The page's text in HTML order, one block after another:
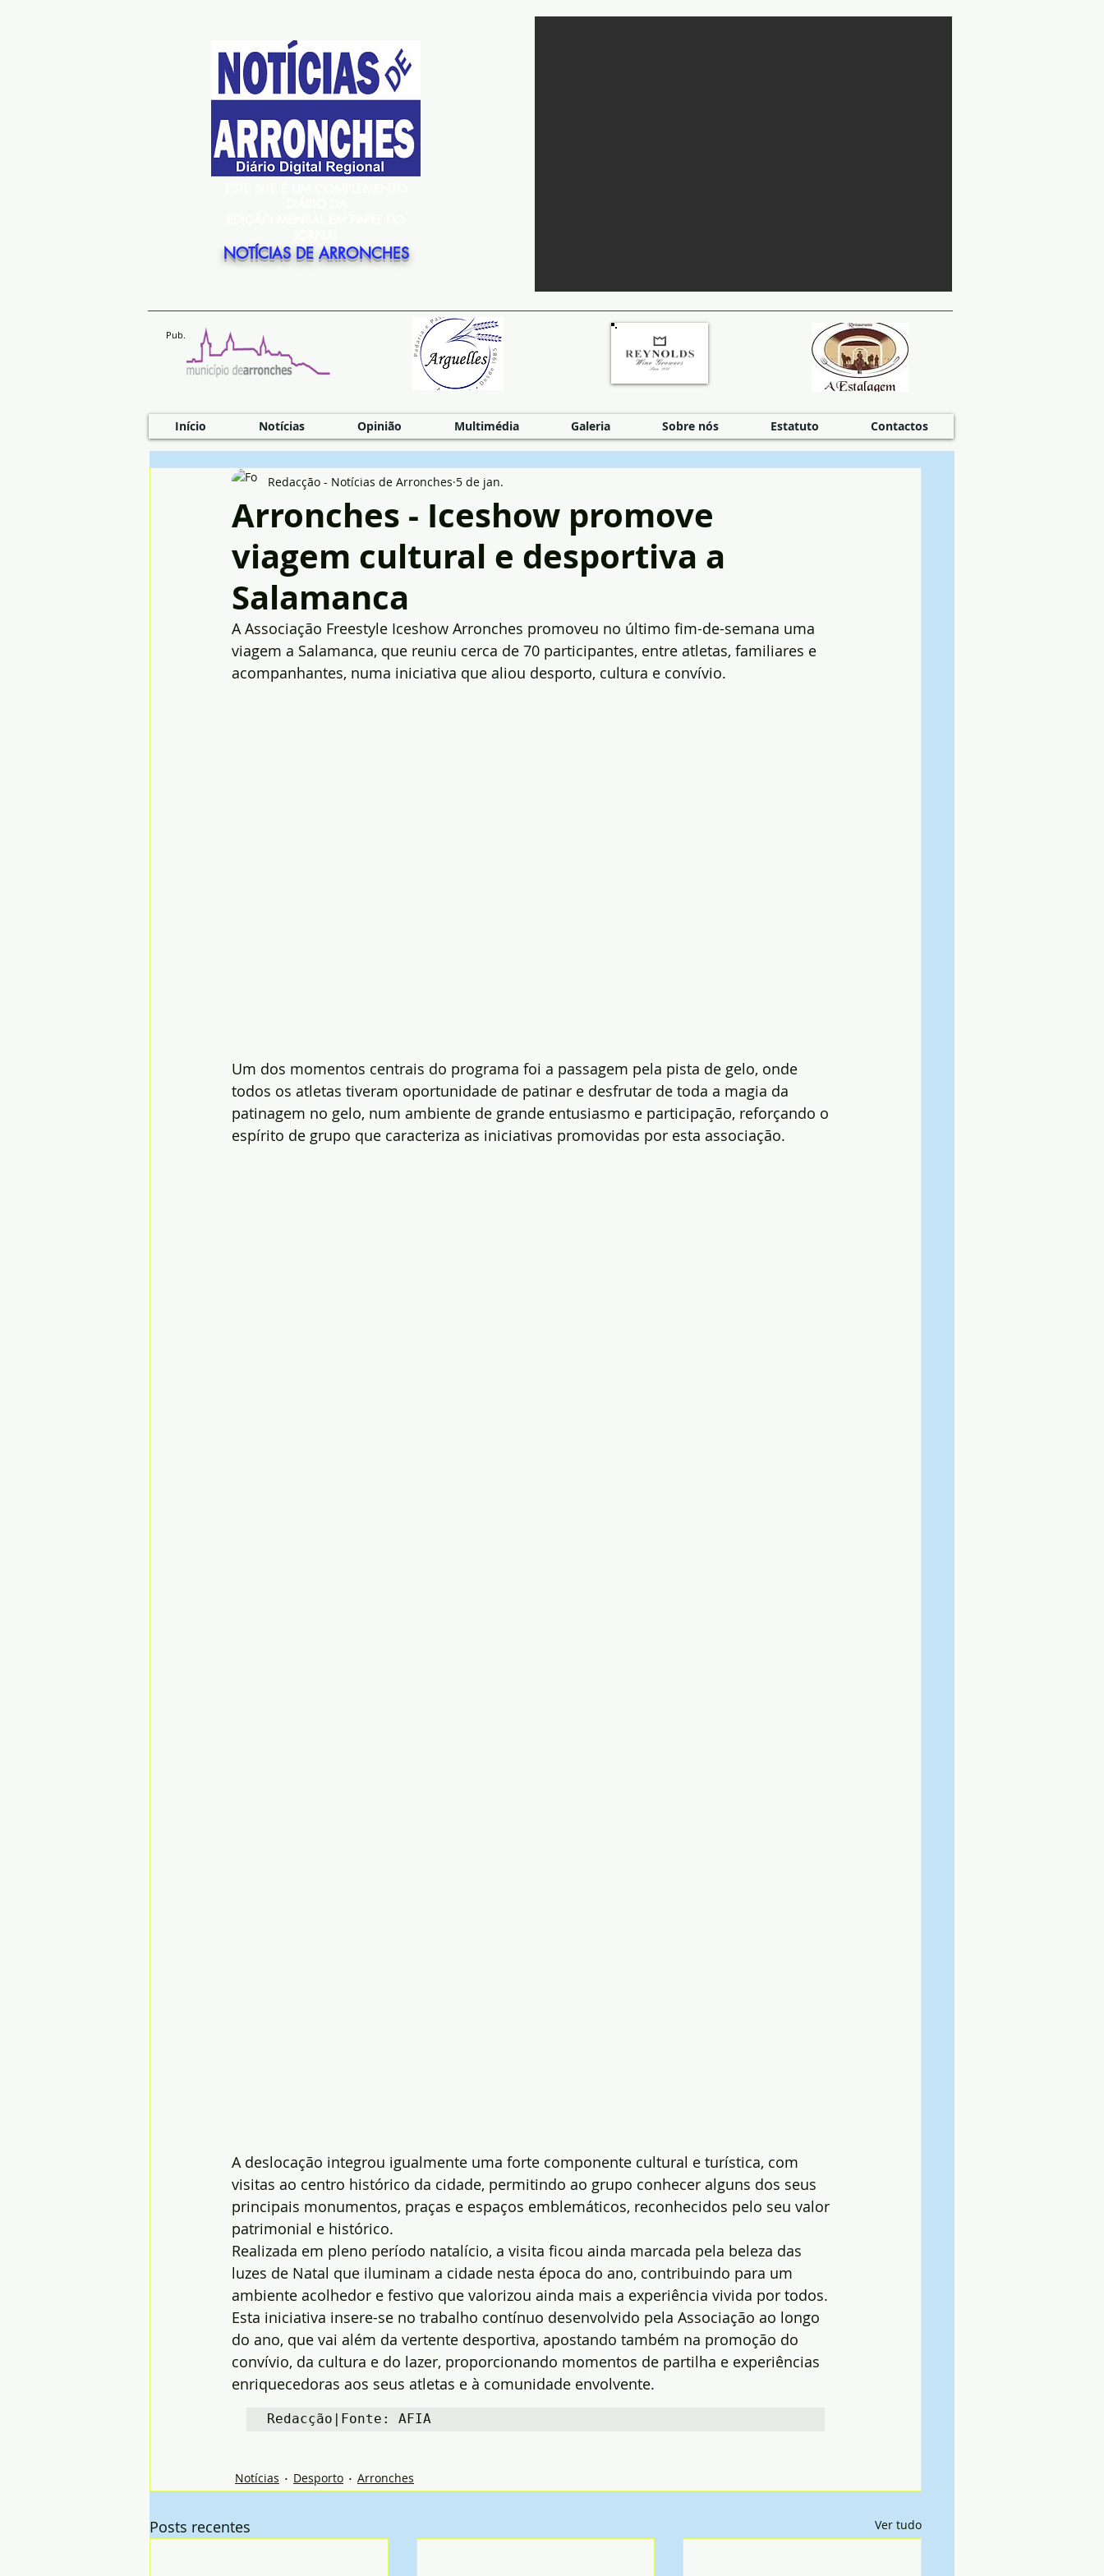
NOTÍCIAS DE ARRONCHES
Pub.
Início Notícias Opinião Multimédia Galeria Sobre nós Estatuto Contactos
Arronches - Iceshow promove
viagem cultural e desportiva a
Salamanca
Redacção - Notícias de Arronches 5 de jan.
A Associação Freestyle Iceshow Arronches promoveu no último fim-de-semana uma
viagem a Salamanca, que reuniu cerca de 70 participantes, entre atletas, familiares e
acompanhantes, numa iniciativa que aliou desporto, cultura e convívio.
Um dos momentos centrais do programa foi a passagem pela pista de gelo, onde
todos os atletas tiveram oportunidade de patinar e desfrutar de toda a magia da
patinagem no gelo, num ambiente de grande entusiasmo e participação, reforçando o
espírito de grupo que caracteriza as iniciativas promovidas por esta associação.
A deslocação integrou igualmente uma forte componente cultural e turística, com
visitas ao centro histórico da cidade, permitindo ao grupo conhecer alguns dos seus
principais monumentos, praças e espaços emblemáticos, reconhecidos pelo seu valor
patrimonial e histórico.
Realizada em pleno período natalício, a visita ficou ainda marcada pela beleza das
luzes de Natal que iluminam a cidade nesta época do ano, contribuindo para um
ambiente acolhedor e festivo que valorizou ainda mais a experiência vivida por todos.
Esta iniciativa insere-se no trabalho contínuo desenvolvido pela Associação ao longo
do ano, que vai além da vertente desportiva, apostando também na promoção do
convívio, da cultura e do lazer, proporcionando momentos de partilha e experiências
enriquecedoras aos seus atletas e à comunidade envolvente.
Redacção|Fonte: AFIA
Notícias Desporto Arronches
Posts recentes Ver tudo